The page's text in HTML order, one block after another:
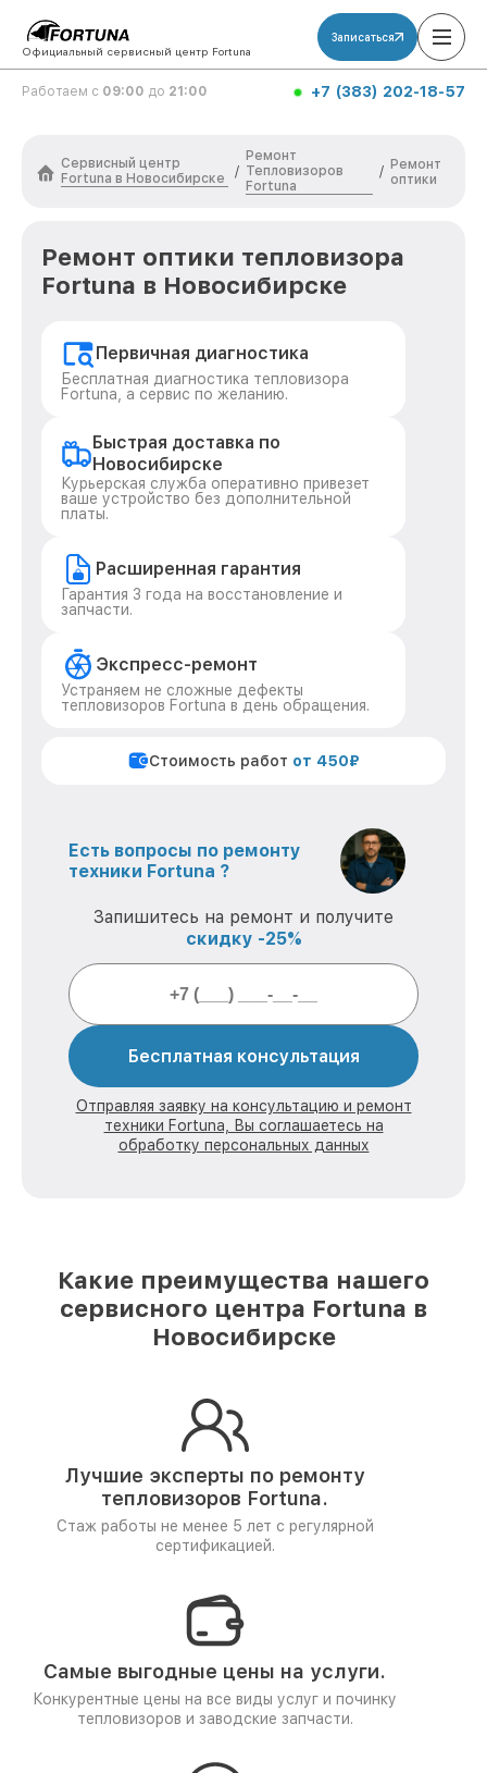
Официальный сервисный центр Fortuna
Записаться
Работаем с 09:00 до 21:00 +7 (383) 202-18-57
Сервисный центр
Fortuna в Новосибирске
/
Ремонт
Тепловизоров
Fortuna
/ Ремонт
оптики
Ремонт оптики тепловизора
Fortuna в Новосибирске
Первичная диагностика
Бесплатная диагностика тепловизора
Fortuna, а сервис по желанию.
Быстрая доставка по
Новосибирске
Курьерская служба оперативно привезет
ваше устройство без дополнительной
платы.
Расширенная гарантия
Гарантия 3 года на восстановление и
запчасти.
Экспресс-ремонт
Устраняем не сложные дефекты
тепловизоров Fortuna в день обращения.
Стоимость работ от 450₽
Есть вопросы по ремонту
техники Fortuna ?
Запишитесь на ремонт и получите
скидку -25%
Бесплатная консультация
Отправляя заявку на консультацию и ремонт
техники Fortuna, Вы соглашаетесь на
обработку персональных данных
Какие преимущества нашего
сервисного центра Fortuna в
Новосибирске
Лучшие эксперты по ремонту
тепловизоров Fortuna.
Стаж работы не менее 5 лет с регулярной
сертификацией.
Самые выгодные цены на услуги.
Конкурентные цены на все виды услуг и починку
тепловизоров и заводские запчасти.